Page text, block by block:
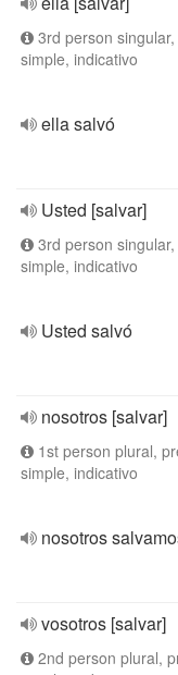
3rd person
simple, indicativo
ella salvó
Usted [salvar]
3rd person
simple, indicativo
Usted salvó
nosotros [salvar]
1st person plural,
simple, indicativo
nosotros
vosotros [salvar]
2nd person plural,